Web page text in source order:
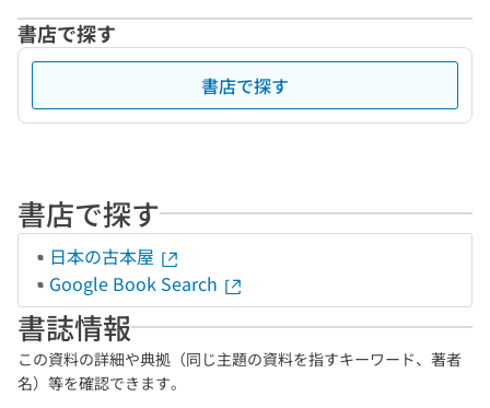
書店で探す
書店で探す
書店で探す
日本の古本屋
Google Book Search
書誌情報
この資料の詳細や典拠（同じ主題の資料を指すキーワード、著者
名）等を確認できます。